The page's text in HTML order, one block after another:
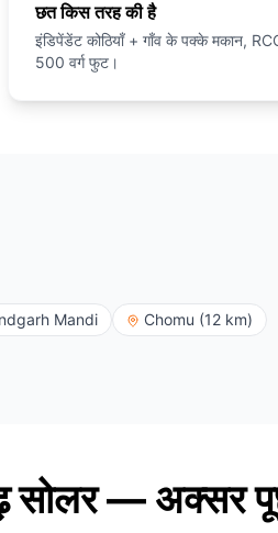
छत किस तरह की है
इंडिपेंडेंट कोठियाँ + गाँव के पक्के मकान,
500 वर्ग फुट।
Mandi Chomu (12 km)
सोलर — अक्सर